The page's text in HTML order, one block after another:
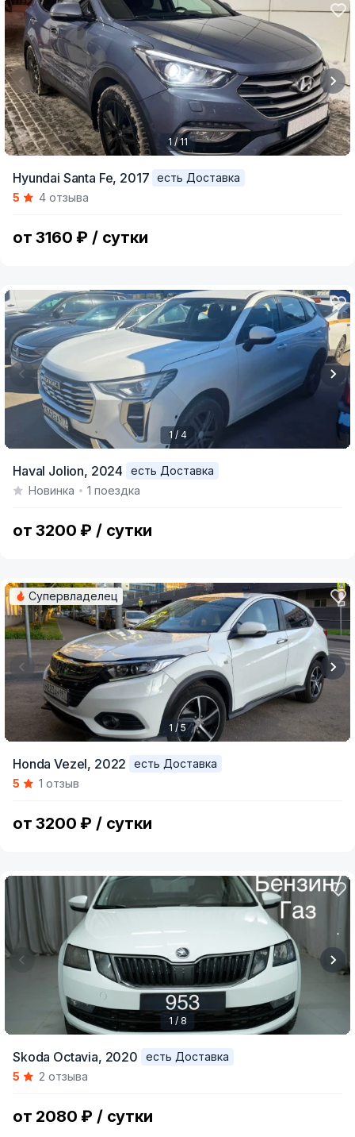
of
1 / 11
Hyundai Santa Fe, 2017
есть Доставка
5
4 отзыва
от 3160 ₽ / сутки
of
1 / 4
Haval Jolion, 2024
есть Доставка
Новинка
1 поездка
от 3200 ₽ / сутки
of
Супервладелец
1 / 5
Honda Vezel, 2022
есть Доставка
5
1 отзыв
от 3200 ₽ / сутки
of
1 / 8
Skoda Octavia, 2020
есть Доставка
5
2 отзыва
от 2080 ₽ / сутки